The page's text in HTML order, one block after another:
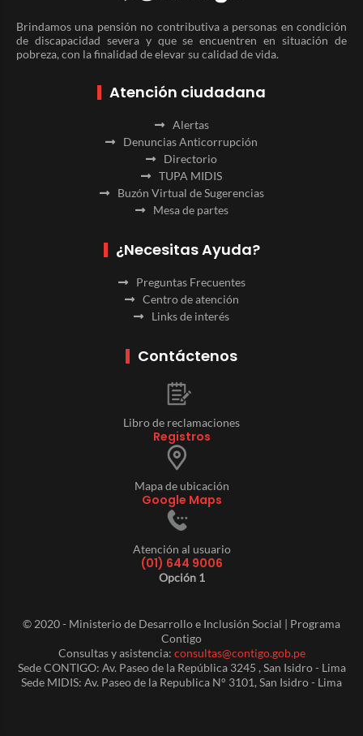
Brindamos una pensión no contributiva a personas en condición
de discapacidad severa y que se encuentren en situación de
pobreza, con la finalidad de elevar su calidad de vida.
Atención ciudadana
Alertas
Denuncias Anticorrupción
Directorio
TUPA MIDIS
Buzón Virtual de Sugerencias
Mesa de partes
¿Necesitas Ayuda?
Preguntas Frecuentes
Centro de atención
Links de interés
Contáctenos
Libro de reclamaciones
Registros
Mapa de ubicación
Google Maps
Atención al usuario
(01) 644 9006
Opción 1
© 2020 - Ministerio de Desarrollo e Inclusión Social | Programa
Contigo
Consultas y asistencia: consultas@contigo.gob.pe
Sede CONTIGO: Av. Paseo de la República 3245 , San Isidro - Lima
Sede MIDIS: Av. Paseo de la Republica N° 3101, San Isidro - Lima